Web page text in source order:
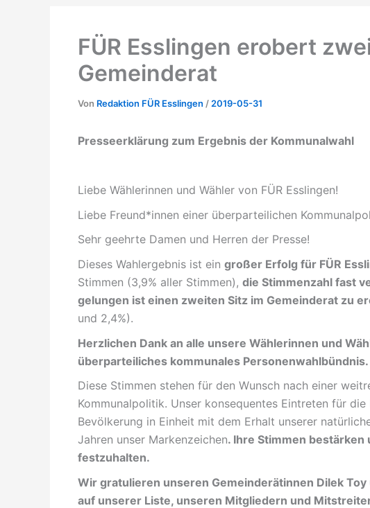
FÜR Esslingen erobert
Gemeinderat
Von Redaktion FÜR Esslingen / 2019-05-31
Presseerklärung zum Ergebnis der Kommunalwahl
Liebe Wählerinnen und Wähler von FÜR Esslingen!
Liebe Freund*innen einer überparteilichen
Sehr geehrte Damen und Herren der Presse!
Dieses Wahlergebnis ist ein großer Erfolg für FÜR
Stimmen (3,9% aller Stimmen), die Stimmenzahl fast
gelungen ist einen zweiten Sitz im Gemeinderat zu
und 2,4%).
Herzlichen Dank an alle unsere Wählerinnen und
überparteiliches kommunales Personenwahlbündnis.
Diese Stimmen stehen für den Wunsch nach einer
Kommunalpolitik. Unser konsequentes Eintreten für
Bevölkerung in Einheit mit dem Erhalt unserer
Jahren unser Markenzeichen. Ihre Stimmen
festzuhalten.
Wir gratulieren unseren Gemeinderätinnen Dilek
auf unserer Liste, unseren Mitgliedern und